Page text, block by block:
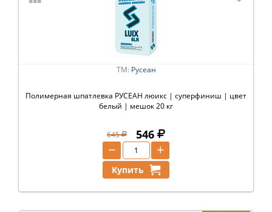
ТМ: Русеан
Полимерная шпатлевка РУСЕАН люикс | суперфиниш | цвет
белый | мешок 20 кг
645 546
+
−
Купить